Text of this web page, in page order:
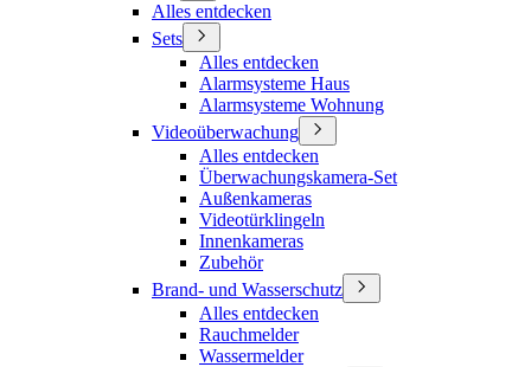
Alles entdecken
Sets
Alles entdecken
Alarmsysteme Haus
Alarmsysteme Wohnung
Videoüberwachung
Alles entdecken
Überwachungskamera-Set
Außenkameras
Videotürklingeln
Innenkameras
Zubehör
Brand- und Wasserschutz
Alles entdecken
Rauchmelder
Wassermelder